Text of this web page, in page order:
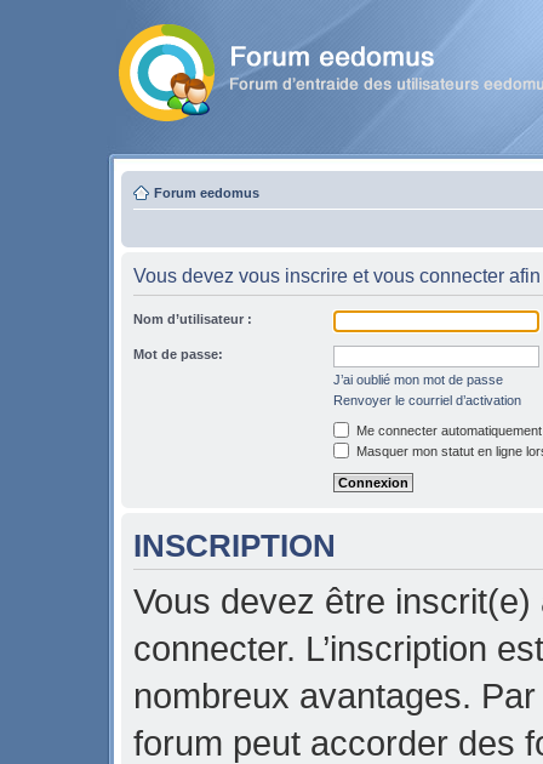
Forum eedomus
Vous devez vous inscrire et vous connecter
Nom d’utilisateur :
Mot de passe:
J’ai oublié mon mot de passe
Renvoyer le courriel d’activation
Me connecter
Masquer mon statut en ligne
INSCRIPTION
Vous devez être
connecter. L’inscription
nombreux avantages.
forum peut accorder des